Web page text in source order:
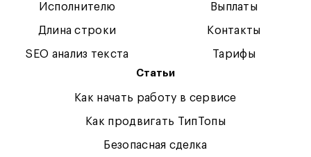
Исполнителю
Длина строки
SEO анализ текста
Выплаты
Контакты
Тарифы
Статьи
Как начать работу в сервисе
Как продвигать ТипТопы
Безопасная сделка